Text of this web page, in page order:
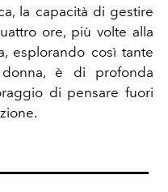
la capacità di gestire
ore, più volte alla
esplorando così tante
è di profonda
di pensare fuori